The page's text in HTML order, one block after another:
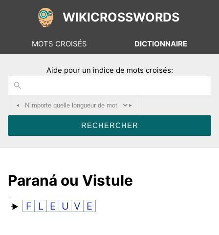
WIKICROSSWORDS
MOTS CROISÉS DICTIONNAIRE
Aide pour un indice de mots croisés:
◂ ▸
Paraná ou Vistule
F L E U V E